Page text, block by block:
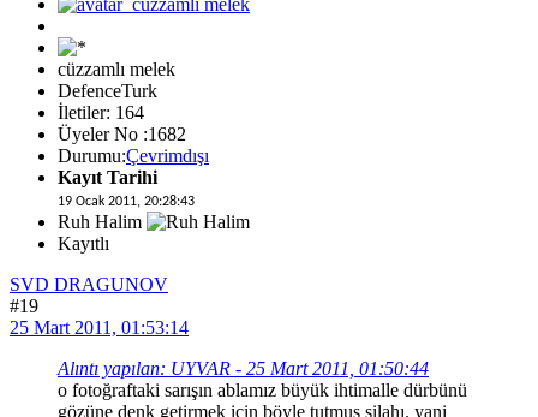
cüzzamlı melek
DefenceTurk
İletiler: 164
Üyeler No :1682
Durumu:Çevrimdışı
Kayıt Tarihi
19 Ocak 2011, 20:28:43
Ruh Halim
Kayıtlı
SVD DRAGUNOV
#19
25 Mart 2011, 01:53:14
Alıntı yapılan: UYVAR - 25 Mart 2011, 01:50:44
o fotoğraftaki sarışın ablamız büyük ihtimalle dürbünü
gözüne denk getirmek için böyle tutmuş silahı. yani